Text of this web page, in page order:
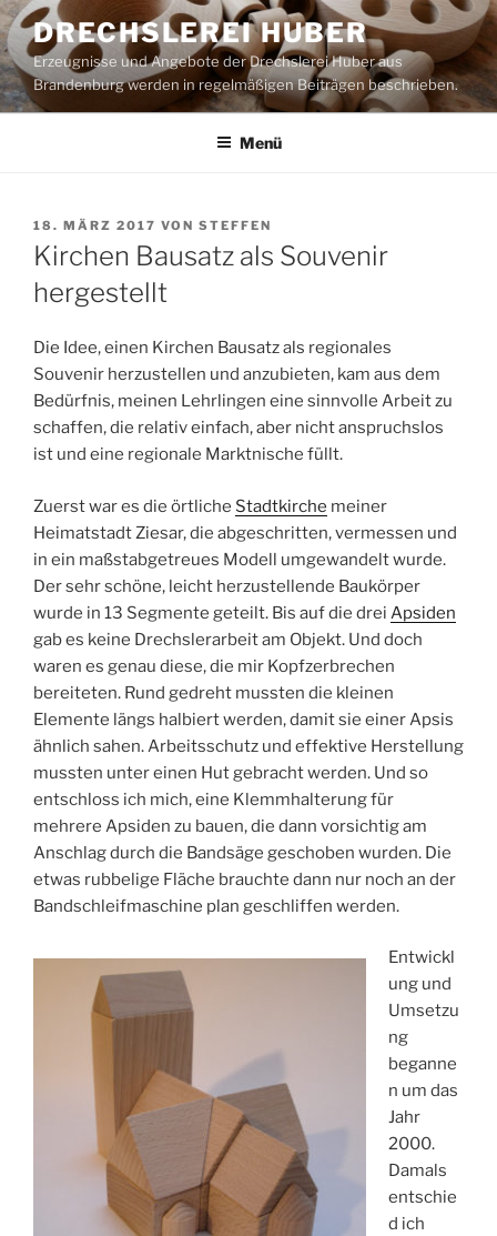
Zum
Inhalt
springen
DRECHSLEREI HUBER
Erzeugnisse und Angebote der Drechslerei Huber aus
Brandenburg werden in regelmäßigen Beiträgen beschrieben.
Menü
VERÖFFENTLICHT
AM
18. MÄRZ 2017 VON STEFFEN
Kirchen Bausatz als Souvenir
hergestellt
Die Idee, einen Kirchen Bausatz als regionales
Souvenir herzustellen und anzubieten, kam aus dem
Bedürfnis, meinen Lehrlingen eine sinnvolle Arbeit zu
schaffen, die relativ einfach, aber nicht anspruchslos
ist und eine regionale Marktnische füllt.
Zuerst war es die örtliche Stadtkirche meiner
Heimatstadt Ziesar, die abgeschritten, vermessen und
in ein maßstabgetreues Modell umgewandelt wurde.
Der sehr schöne, leicht herzustellende Baukörper
wurde in 13 Segmente geteilt. Bis auf die drei Apsiden
gab es keine Drechslerarbeit am Objekt. Und doch
waren es genau diese, die mir Kopfzerbrechen
bereiteten. Rund gedreht mussten die kleinen
Elemente längs halbiert werden, damit sie einer Apsis
ähnlich sahen. Arbeitsschutz und effektive Herstellung
mussten unter einen Hut gebracht werden. Und so
entschloss ich mich, eine Klemmhalterung für
mehrere Apsiden zu bauen, die dann vorsichtig am
Anschlag durch die Bandsäge geschoben wurden. Die
etwas rubbelige Fläche brauchte dann nur noch an der
Bandschleifmaschine plan geschliffen werden.
Entwickl
ung und
Umsetzu
ng
beganne
n um das
Jahr
2000.
Damals
entschie
d ich